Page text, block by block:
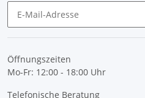
Öffnungszeiten
Mo-Fr: 12:00 - 18:00 Uhr
Telefonische Beratung